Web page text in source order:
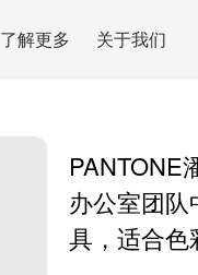
了解更多 关于我们
PANTONE
办公室团
具，适合色